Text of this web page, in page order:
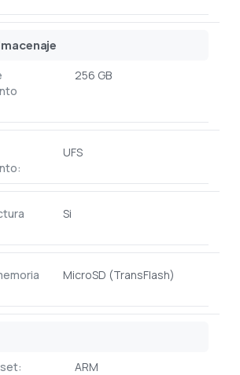
256 GB
UFS
Si
MicroSD (TransFlash)
ARM